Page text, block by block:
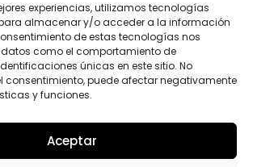
experiencias, utilizamos tecnologías
almacenar y/o acceder a la información
de estas tecnologías nos
como el comportamiento de
únicas en este sitio. No
consentimiento, puede afectar negativamente
y funciones.
Aceptar
relacionados